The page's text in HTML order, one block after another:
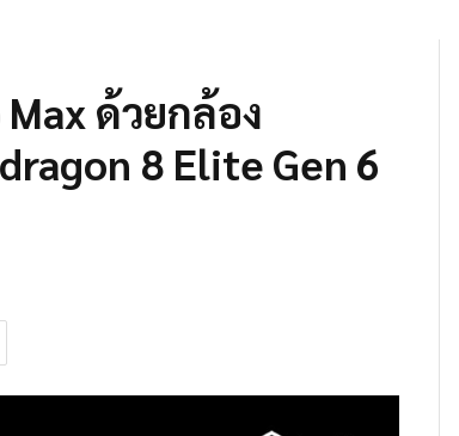
ด้วยกล้อง
8 Elite Gen 6